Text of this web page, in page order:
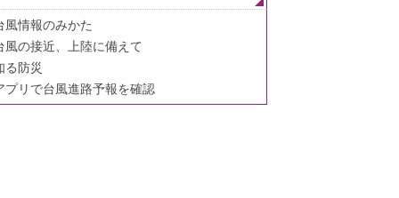
風情報のみかた
風の接近、上陸に備えて
る防災
プリで台風進路予報を確認